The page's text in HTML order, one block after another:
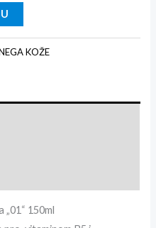
KOŽE
150ml